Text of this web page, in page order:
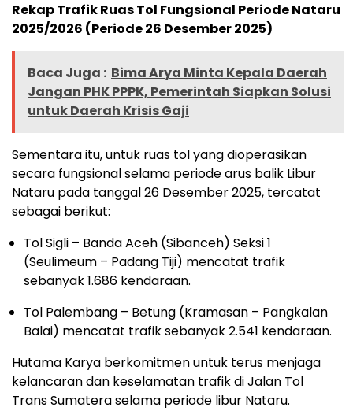
Rekap Trafik Ruas Tol Fungsional Periode Nataru
2025/2026 (Periode 26 Desember 2025)
Baca Juga : Bima Arya Minta Kepala Daerah
Jangan PHK PPPK, Pemerintah Siapkan Solusi
untuk Daerah Krisis Gaji
Sementara itu, untuk ruas tol yang dioperasikan
secara fungsional selama periode arus balik Libur
Nataru pada tanggal 26 Desember 2025, tercatat
sebagai berikut:
Tol Sigli – Banda Aceh (Sibanceh) Seksi 1
(Seulimeum – Padang Tiji) mencatat trafik
sebanyak 1.686 kendaraan.
Tol Palembang – Betung (Kramasan – Pangkalan
Balai) mencatat trafik sebanyak 2.541 kendaraan.
Hutama Karya berkomitmen untuk terus menjaga
kelancaran dan keselamatan trafik di Jalan Tol
Trans Sumatera selama periode libur Nataru.